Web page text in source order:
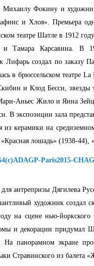
Михаилу Фокину и
и Хлоя». Премьера
театре Шатле в 1912
и Тамара Карсавина. В
Лифарь создал по заказу
в брюссельском театре La
и Клод Бесси, звезды
Аньес Жило и Янна
В экспозиции зала
из керамики на
лошадь» (1938-44),
антрепризы Дягилева
художник создал
на сцене нью-
и декорации придумал
На панорамном экране
Стравинского из балета